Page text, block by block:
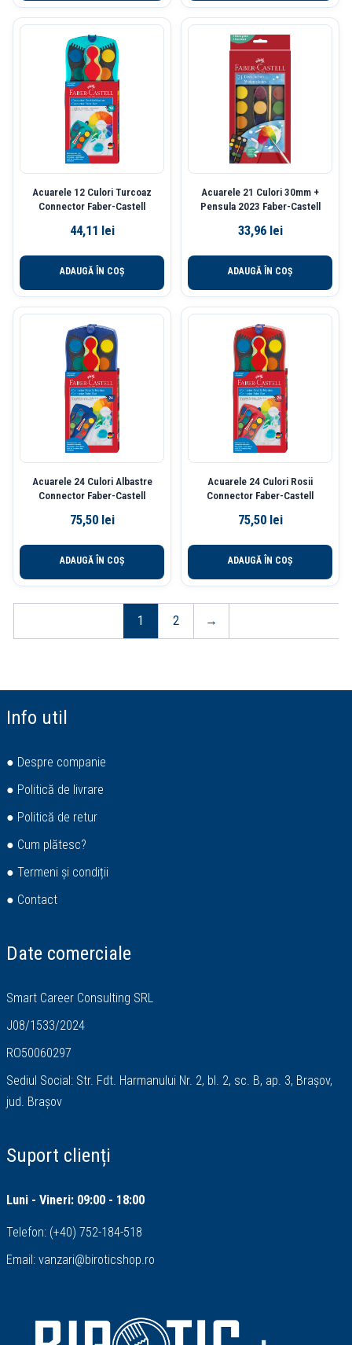
Acuarele 12 Culori Turcoaz
Connector Faber-Castell
44,11 lei
ADAUGĂ ÎN COȘ
Acuarele 21 Culori 30mm +
Pensula 2023 Faber-Castell
33,96 lei
ADAUGĂ ÎN COȘ
Acuarele 24 Culori Albastre
Connector Faber-Castell
75,50 lei
ADAUGĂ ÎN COȘ
Acuarele 24 Culori Rosii
Connector Faber-Castell
75,50 lei
ADAUGĂ ÎN COȘ
1 2 →
Info util
● Despre companie
● Politică de livrare
● Politică de retur
● Cum plătesc?
● Termeni și condiții
● Contact
Date comerciale
Smart Career Consulting SRL
J08/1533/2024
RO50060297
Sediul Social: Str. Fdt. Harmanului Nr. 2, bl. 2, sc. B, ap. 3, Brașov,
jud. Brașov
Suport clienți
Luni - Vineri: 09:00 - 18:00
Telefon: (+40) 752-184-518
Email: vanzari@biroticshop.ro